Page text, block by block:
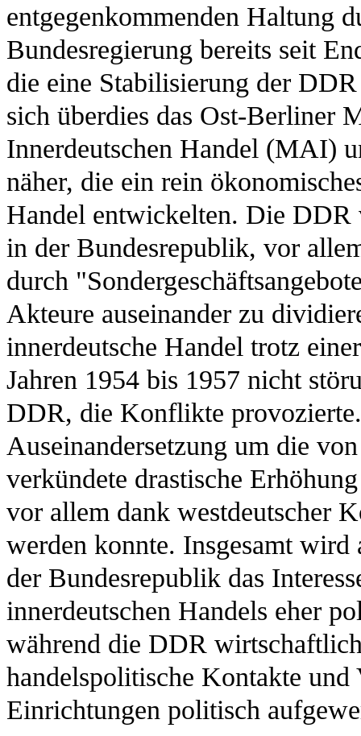
entgegenkommenden Haltung
Bundesregierung bereits seit
die eine Stabilisierung der
sich überdies das Ost-Berliner
Innerdeutschen Handel (MAI)
näher, die ein rein
Handel entwickelten. Die DDR
in der Bundesrepublik, vor
durch
Akteure auseinander zu
innerdeutsche Handel trotz
Jahren 1954 bis 1957 nicht
DDR, die Konflikte
Auseinandersetzung um die
verkündete drastische
vor allem dank westdeutscher
werden konnte. Insgesamt
der Bundesrepublik das
innerdeutschen Handels eher
während die DDR
handelspolitische Kontakte und
Einrichtungen politisch